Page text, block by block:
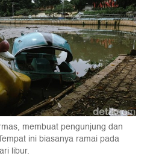
membuat pengunjung dan
ini biasanya ramai pada
libur.